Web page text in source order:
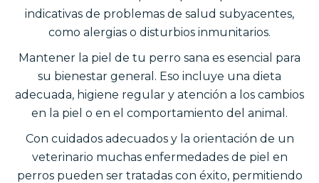
indicativas de problemas de salud subyacentes,
como alergias o disturbios inmunitarios.
Mantener la piel de tu perro sana es esencial para
su bienestar general. Eso incluye una dieta
adecuada, higiene regular y atención a los cambios
en la piel o en el comportamiento del animal.
Con cuidados adecuados y la orientación de un
veterinario muchas enfermedades de piel en
perros pueden ser tratadas con éxito, permitiendo